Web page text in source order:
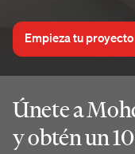
Empieza tu proyecto
Únete a
y obtén un